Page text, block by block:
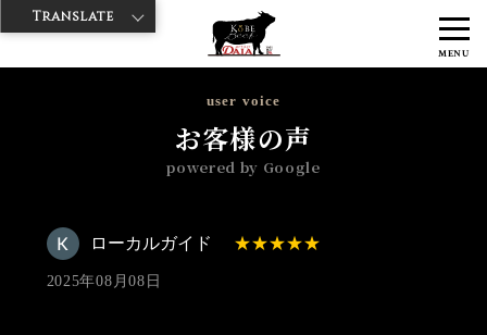
MENU
神戸牛ダイヤ > 神戸牛ダイア 雷門東店
ローカル
ガイド 2025/08/08 No_review
user voice
お客様の声
powered by Google
ローカルガイド
2025年08月08日
Translate